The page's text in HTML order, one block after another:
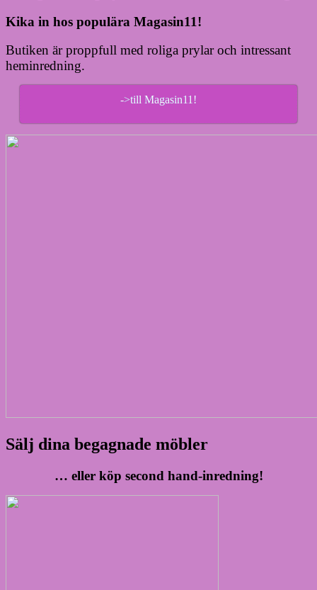
Kika in hos populära Magasin11!
Butiken är proppfull med roliga prylar och intressant
heminredning.
->till Magasin11!
Sälj dina begagnade möbler
… eller köp second hand-inredning!